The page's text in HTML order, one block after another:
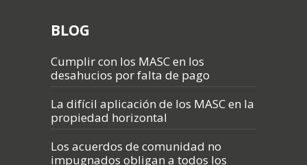
BLOG
Cumplir con los MASC en los
desahucios por falta de pago
La difícil aplicación de los MASC en la
propiedad horizontal
Los acuerdos de comunidad no
impugnados obligan a todos los